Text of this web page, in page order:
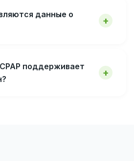
данные о
поддерживает